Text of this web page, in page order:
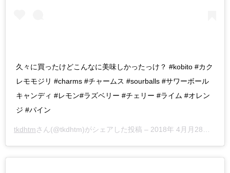
久々に買ったけどこんなに美味しかったっけ？ #kobito #カク
レモモジリ #charms #チャームス #sourballs #サワーボール
キャンディ #レモン#ラズベリー #チェリー #ライム #オレン
ジ #パイン
tkdhtmさん(@tkdhtm)がシェアした投稿 – 2018年 4月月28日午前6時20分PDT